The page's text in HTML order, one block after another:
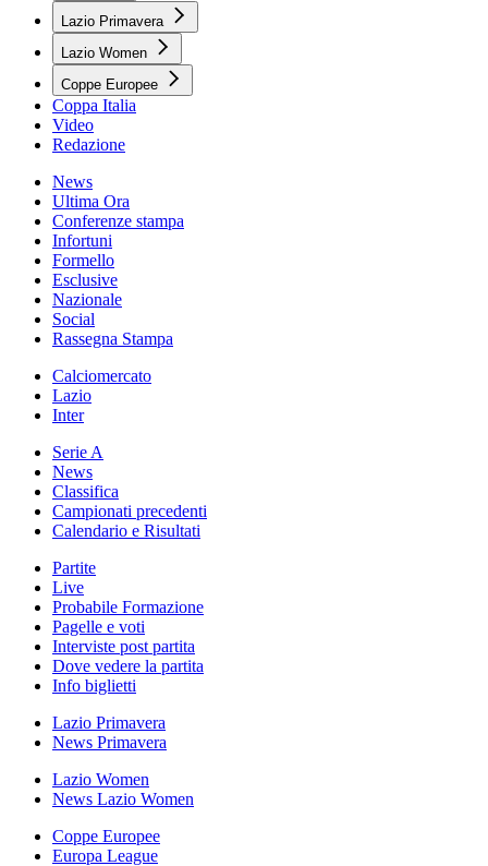
Lazio Primavera
Lazio Women
Coppe Europee
Coppa Italia
Video
Redazione
News
Ultima Ora
Conferenze stampa
Infortuni
Formello
Esclusive
Nazionale
Social
Rassegna Stampa
Calciomercato
Lazio
Inter
Serie A
News
Classifica
Campionati precedenti
Calendario e Risultati
Partite
Live
Probabile Formazione
Pagelle e voti
Interviste post partita
Dove vedere la partita
Info biglietti
Lazio Primavera
News Primavera
Lazio Women
News Lazio Women
Coppe Europee
Europa League